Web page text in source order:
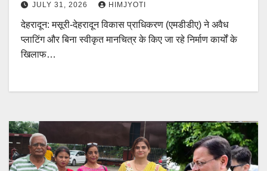
JULY 31, 2026 HIMJYOTI
देहरादून: मसूरी-देहरादून विकास प्राधिकरण (एमडीडीए) ने अवैध
प्लाटिंग और बिना स्वीकृत मानचित्र के किए जा रहे निर्माण कार्यों के
खिलाफ…